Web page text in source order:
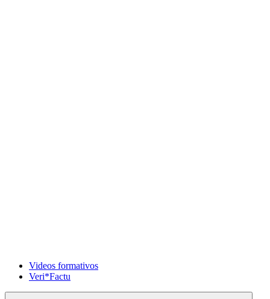
Videos formativos
Veri*Factu